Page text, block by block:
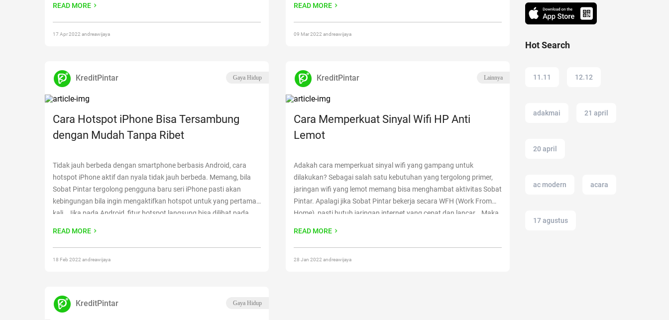
Kenali WiFi ICONNET+”
READ MORE
17 Apr 2022 andreawijaya
Password WiFi”
READ MORE
09 Mar 2022 andreawijaya
KreditPintar Gaya Hidup
Cara Hotspot iPhone Bisa Tersambung
dengan Mudah Tanpa Ribet
Tidak jauh berbeda dengan smartphone berbasis Android, cara
hotspot iPhone aktif dan nyala tidak jauh berbeda. Memang, bila
Sobat Pintar tergolong pengguna baru seri iPhone pasti akan
kebingungan bila ingin mengaktifkan hotspot untuk yang pertama
kali. Jika pada Android, fitur hotspot langsung bisa dilihat pada
dengan Mudah Tanpa Ribet”
READ MORE
18 Feb 2022 andreawijaya
KreditPintar Lainnya
Cara Memperkuat Sinyal Wifi HP Anti
Lemot
Adakah cara memperkuat sinyal wifi yang gampang untuk
dilakukan? Sebagai salah satu kebutuhan yang tergolong primer,
jaringan wifi yang lemot memang bisa menghambat aktivitas Sobat
Pintar. Apalagi jika Sobat Pintar bekerja secara WFH (Work From
Home), pasti butuh jaringan internet yang cepat dan lancar. Maka
Lemot”
READ MORE
28 Jan 2022 andreawijaya
KreditPintar Gaya Hidup
Hot Search
11.11 12.12
adakmai 21 april
20 april
ac modern acara
17 agustus